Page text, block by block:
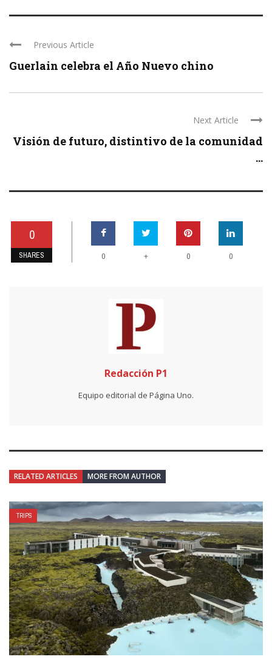
Previous Article
Guerlain celebra el Año Nuevo chino
Next Article
Visión de futuro, distintivo de la comunidad
...
0
SHARES 0 + 0 0
Redacción P1
Equipo editorial de Página Uno.
RELATED ARTICLES MORE FROM AUTHOR
TRIPS